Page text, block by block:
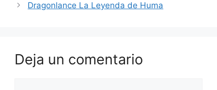
Dragonlance La Leyenda de Huma
Deja un comentario